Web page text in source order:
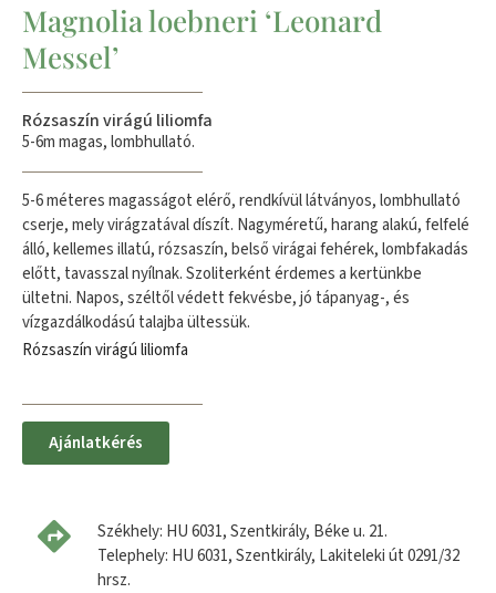
Magnolia loebneri ‘Leonard
Messel’
Rózsaszín virágú liliomfa
5-6m magas, lombhullató.
5-6 méteres magasságot elérő, rendkívül látványos, lombhullató
cserje, mely virágzatával díszít. Nagyméretű, harang alakú, felfelé
álló, kellemes illatú, rózsaszín, belső virágai fehérek, lombfakadás
előtt, tavasszal nyílnak. Szoliterként érdemes a kertünkbe
ültetni. Napos, széltől védett fekvésbe, jó tápanyag-, és
vízgazdálkodású talajba ültessük.
Rózsaszín virágú liliomfa
Ajánlatkérés
Székhely: HU 6031, Szentkirály, Béke u. 21.
Telephely: HU 6031, Szentkirály, Lakiteleki út 0291/32
hrsz.